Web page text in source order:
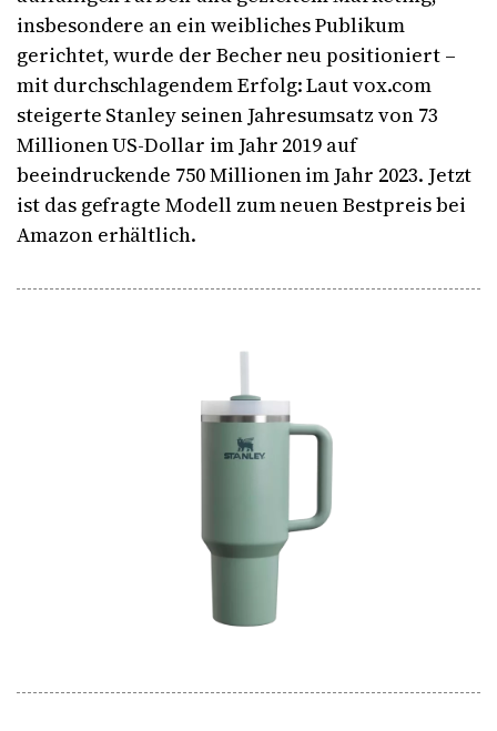
insbesondere an ein weibliches Publikum
gerichtet, wurde der Becher neu positioniert –
mit durchschlagendem Erfolg: Laut vox.com
steigerte Stanley seinen Jahresumsatz von 73
Millionen US-Dollar im Jahr 2019 auf
beeindruckende 750 Millionen im Jahr 2023. Jetzt
ist das gefragte Modell zum neuen Bestpreis bei
Amazon erhältlich.